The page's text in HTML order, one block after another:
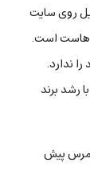
روی سایت
هاست است.
ندارد.
رشد برند
پیش